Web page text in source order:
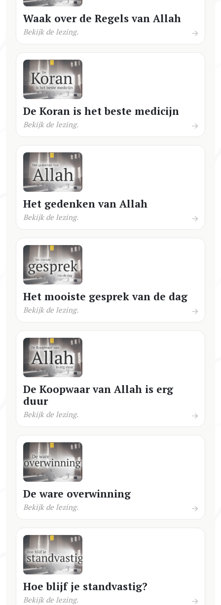
Waak over de Regels van Allah
Bekijk de lezing.
De Koran is het beste medicijn
Bekijk de lezing.
Het gedenken van Allah
Bekijk de lezing.
Het mooiste gesprek van de dag
Bekijk de lezing.
De Koopwaar van Allah is erg
duur
Bekijk de lezing.
De ware overwinning
Bekijk de lezing.
Hoe blijf je standvastig?
Bekijk de lezing.